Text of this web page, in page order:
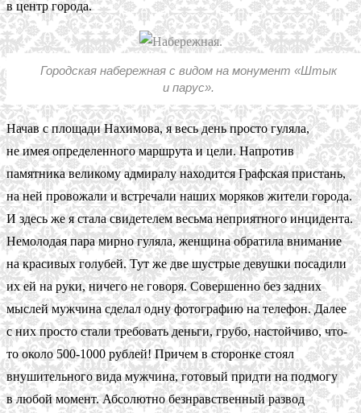
в центр города.
Городская набережная с видом на монумент «Штык
и парус».
Начав с площади Нахимова, я весь день просто гуляла,
не имея определенного маршрута и цели. Напротив
памятника великому адмиралу находится Графская пристань,
на ней провожали и встречали наших моряков жители города.
И здесь же я стала свидетелем весьма неприятного инцидента.
Немолодая пара мирно гуляла, женщина обратила внимание
на красивых голубей. Тут же две шустрые девушки посадили
их ей на руки, ничего не говоря. Совершенно без задних
мыслей мужчина сделал одну фотографию на телефон. Далее
с них просто стали требовать деньги, грубо, настойчиво, что-
то около 500-1000 рублей! Причем в сторонке стоял
внушительного вида мужчина, готовый придти на подмогу
в любой момент. Абсолютно безнравственный развод